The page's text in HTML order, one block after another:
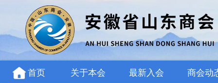
首页 关于本会 最新入会 商会动